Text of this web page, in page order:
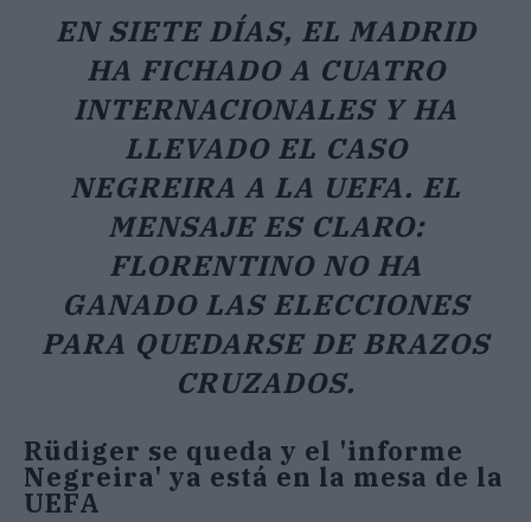
EN SIETE DÍAS, EL MADRID
HA FICHADO A CUATRO
INTERNACIONALES Y HA
LLEVADO EL CASO
NEGREIRA A LA UEFA. EL
MENSAJE ES CLARO:
FLORENTINO NO HA
GANADO LAS ELECCIONES
PARA QUEDARSE DE BRAZOS
CRUZADOS.
Rüdiger se queda y el 'informe
Negreira' ya está en la mesa de la
UEFA